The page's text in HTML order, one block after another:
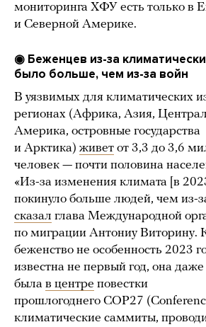
мониторинга ХФУ есть только в
и Северной Америке.
◉ Беженцев из-за
было больше, чем из-за войн
В уязвимых для климатических
регионах (Африка, Азия,
Америка, островные государства
и Арктика) живет от 3,3 до 3,6
человек — почти половина
«Из-за изменения климата [в
покинуло больше людей, чем из-
сказал глава Международной
по миграции Антониу Виторину.
беженство не особенность 2023
известна не первый год, она даже
была в центре повестки
прошлогоднего COP27
климатические саммиты,